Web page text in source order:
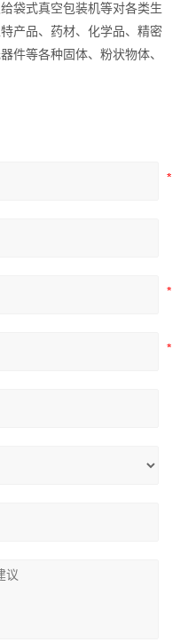
袋式真空包装机等对各类生
产品、药材、化学品、精密
件等各种固体、粉状物体、